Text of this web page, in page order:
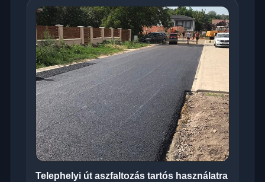
Telephelyi út aszfaltozás tartós használatra